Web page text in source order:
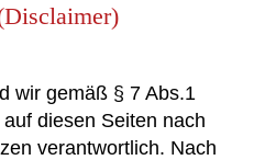
wir gemäß § 7 Abs.1
diesen Seiten nach
verantwortlich. Nach